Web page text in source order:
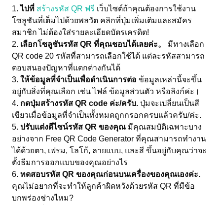
ไปที่ สร้างรหัส QR ฟรี เว็บไซต์ถ้าคุณต้องการใช้งาน
โซลูชันที่เต็มไปด้วยพลวัต คลิกที่ปุ่มเพิ่มเติมและสมัคร
สมาชิก ไม่ต้องใส่รายละเอียดบัตรเครดิต!
เลือกโซลูชันรหัส QR ที่คุณชอบได้เลยค่ะ。 มีทางเลือก
QR code 20 รหัสที่สามารถเลือกใช้ได้ แต่ละรหัสสามารถ
ตอบสนองปัญหาที่แตกต่างกันได้
ให้ข้อมูลที่จำเป็นเพื่อดำเนินการต่อ ข้อมูลเหล่านี้จะขึ้น
อยู่กับสิ่งที่คุณเลือก เช่น ไฟล์ ข้อมูลส่วนตัว หรือลิงก์ค่ะ।
กดปุ่มสร้างรหัส QR code ค่ะ/ครับ. ปุ่มจะเปลี่ยนเป็นสี
เขียวเมื่อข้อมูลที่จำเป็นทั้งหมดถูกกรอกครบแล้วครับ/ค่ะ.
ปรับแต่งดีไซน์รหัส QR ของคุณ มีคุณสมบัติเฉพาะบาง
อย่างจาก Free QR Code Generator ที่คุณสามารถทำงาน
ได้ด้วยตา, เฟรม, โลโก้, ลายแบบ, และสี ขึ้นอยู่กับคุณว่าจะ
ตั้งธีมการออกแบบของคุณอย่างไร
ทดสอบรหัส QR ของคุณก่อนบนเครื่องของคุณเองค่ะ.
คุณไม่อยากที่จะทำให้ลูกค้าผิดหวังด้วยรหัส QR ที่มีข้อ
บกพร่องช่างไหม?